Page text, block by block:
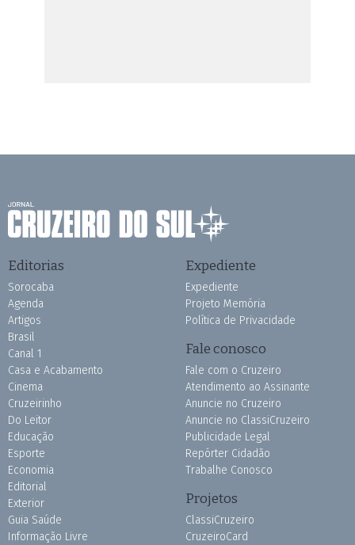
Editorias
Sorocaba
Agenda
Artigos
Brasil
Canal 1
Casa e Acabamento
Cinema
Cruzeirinho
Do Leitor
Educação
Esporte
Economia
Editorial
Exterior
Guia Saúde
Informação Livre
Expediente
Expediente
Projeto Memória
Política de Privacidade
Fale conosco
Fale com o Cruzeiro
Atendimento ao Assinante
Anuncie no Cruzeiro
Anuncie no ClassiCruzeiro
Publicidade Legal
Repórter Cidadão
Trabalhe Conosco
Projetos
ClassiCruzeiro
CruzeiroCard